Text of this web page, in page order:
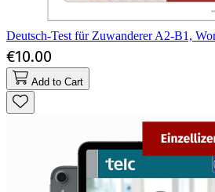
Deutsch-Test für Zuwanderer A2-B1,
€10.00
Add to Cart